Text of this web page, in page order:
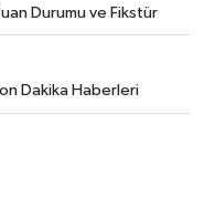
Durumu ve Fikstür
Dakika Haberleri